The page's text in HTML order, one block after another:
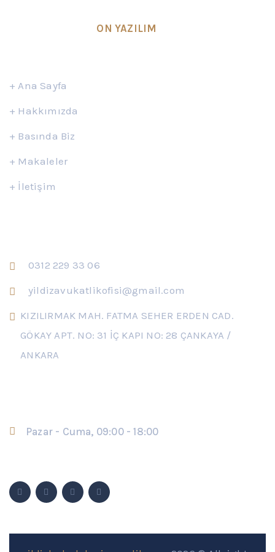
ON YAZILIM
+Ana Sayfa
+ Hakkımızda
+ Basında Biz
+ Makaleler
+ İletişim
0312 229 33 06
yildizavukatlikofisi@gmail.com
KIZILIRMAK MAH. FATMA SEHER ERDEN CAD.
GÖKAY APT. NO: 31 İÇ KAPI NO: 28 ÇANKAYA /
ANKARA
Pazar - Cuma, 09:00 - 18:00